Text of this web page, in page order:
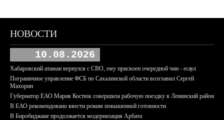
НОВОСТИ
10.08.2026
Хабаровский атаман вернулся с СВО, ему присвоен очередной чин - есаул
Пограничное управление ФСБ по Сахалинской области возглавил Сергей
Махорин
Губернатор ЕАО Мария Костюк совершила рабочую поездку в Ленинский район
В ЕАО рекомендовано ввести режим повышенной готовности
В Биробиджане продолжается модернизация Арбата